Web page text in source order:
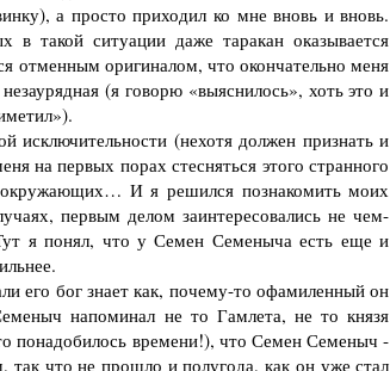
а просто приходил ко мне вновь и вновь.
такой ситуации даже таракан оказывается
отменным оригиналом, что окончательно меня
(я говорю «выяснилось», хоть это и
(нехотя должен признать и
на первых порах стесняться этого странного
И я решился познакомить моих
первым делом заинтересовались не чем-
я понял, что у Семен Семеныча есть еще и
его бог знает как, почему-то офамиленный он
напоминал не то Гамлета, не то князя
понадобилось времени!), что Семен Семеныч -
что не прошло и полугода, как он уже стал